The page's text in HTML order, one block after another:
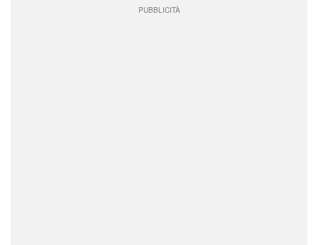
PUBBLICITÀ